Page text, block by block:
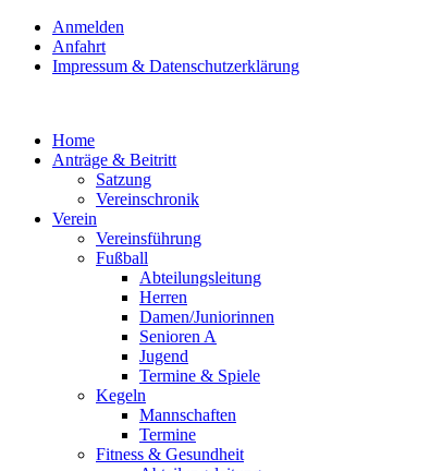
Anmelden
Anfahrt
Impressum & Datenschutzerklärung
Home
Anträge & Beitritt
Satzung
Vereinschronik
Verein
Vereinsführung
Fußball
Abteilungsleitung
Herren
Damen/Juniorinnen
Senioren A
Jugend
Termine & Spiele
Kegeln
Mannschaften
Termine
Fitness & Gesundheit